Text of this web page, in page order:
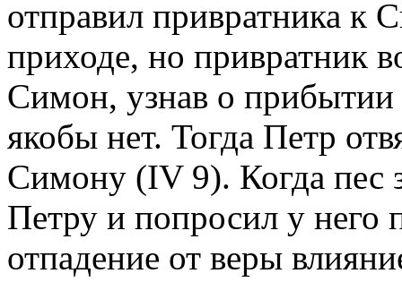
отправил привратника к
приходе, но привратник
Симон, узнав о прибытии
якобы нет. Тогда Петр
Симону (IV 9). Когда пес
Петру и попросил у него
отпадение от веры